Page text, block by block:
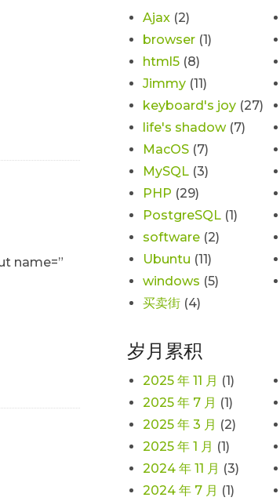
name=”
Ajax (2)
browser (1)
html5 (8)
Jimmy (11)
keyboard's joy (27)
life's shadow(7)
MacOS (7)
MySQL (3)
PHP (29)
PostgreSQL (1)
software (2)
Ubuntu (11)
windows (5)
买卖街 (4)
岁月累积
2025 年 11 月 (1)
2025 年 7 月 (1)
2025 年 3 月 (2)
2025 年 1 月 (1)
2024 年 11 月 (3)
2024 年 7 月 (1)